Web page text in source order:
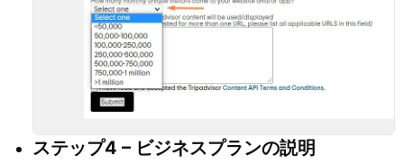
ステップ4 – ビジネスプランの説明